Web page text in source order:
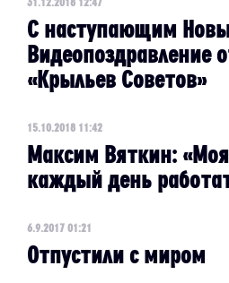
С наступающим
Видеопоздравление
«Крыльев Советов»
15.10.2018 11:42
Максим Вяткин:
каждый день
6.9.2017 01:21
Отпустили с миром